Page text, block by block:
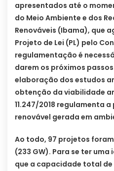
apresentados até o
do Meio Ambiente e dos
Renováveis (Ibama), que
Projeto de Lei (PL) pelo
regulamentação é
darem os próximos
elaboração dos estudos
obtenção da viabilidade
11.247/2018 regulamenta
renovável gerada em
Ao todo, 97 projetos
(233 GW). Para se ter uma
que a capacidade total